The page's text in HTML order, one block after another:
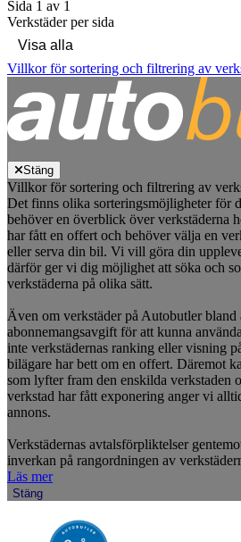
Sida 1 av 1
Verkstäder per sida
Villkor för sortering och filtrering av
Stäng
Villkor för sortering och filtrering av
Det finns olika sorteringsmöjligheter för
behöver en överblick över verkstäderna
har fått en offert och behöver välja en
eller serva din bil. Vi vill göra din
därför ger vi dig möjlighet att söka och
verkstäderna på olika sätt.
Även om verkstäder på Autobutler bland
abonnemangsavgift för att kunna
inte verkstädernas ranking eller visning
bilägare har bett om en offert. Däremot
som lyfter fram den enskilda verkstaden
verkstad har fått exponering anger vi
annons.
Verkstädernas avtalsförpliktelser
inverkan på rangordningen av
Läs mer
Stäng